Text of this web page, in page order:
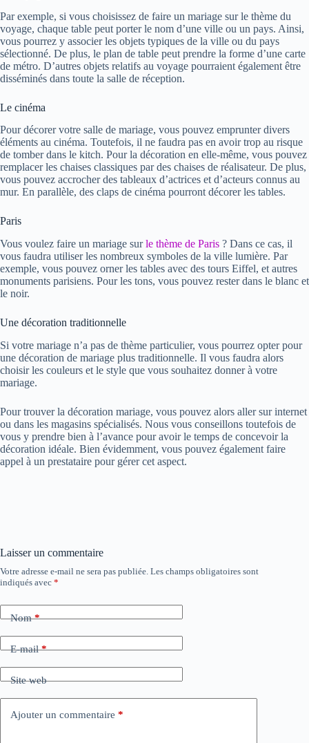
Par exemple, si vous choisissez de faire un mariage sur le thème du
voyage, chaque table peut porter le nom d’une ville ou un pays. Ainsi,
vous pourrez y associer les objets typiques de la ville ou du pays
sélectionné. De plus, le plan de table peut prendre la forme d’une carte
de métro. D’autres objets relatifs au voyage pourraient également être
disséminés dans toute la salle de réception.
Le cinéma
Pour décorer votre salle de mariage, vous pouvez emprunter divers
éléments au cinéma. Toutefois, il ne faudra pas en avoir trop au risque
de tomber dans le kitch. Pour la décoration en elle-même, vous pouvez
remplacer les chaises classiques par des chaises de réalisateur. De plus,
vous pouvez accrocher des tableaux d’actrices et d’acteurs connus au
mur. En parallèle, des claps de cinéma pourront décorer les tables.
Paris
Vous voulez faire un mariage surle thème de Paris ? Dans ce cas, il
vous faudra utiliser les nombreux symboles de la ville lumière. Par
exemple, vous pouvez orner les tables avec des tours Eiffel, et autres
monuments parisiens. Pour les tons, vous pouvez rester dans le blanc et
le noir.
Une décoration traditionnelle
Si votre mariage n’a pas de thème particulier, vous pourrez opter pour
une décoration de mariage plus traditionnelle. Il vous faudra alors
choisir les couleurs et le style que vous souhaitez donner à votre
mariage.
Pour trouver la décoration mariage, vous pouvez alors aller sur internet
ou dans les magasins spécialisés. Nous vous conseillons toutefois de
vous y prendre bien à l’avance pour avoir le temps de concevoir la
décoration idéale. Bien évidemment, vous pouvez également faire
appel à un prestataire pour gérer cet aspect.
Laisser un commentaire
Votre adresse e-mail ne sera pas publiée. Les champs obligatoires sont
indiqués avec *
Nom*
E-mail*
Site web
Ajouter un commentaire *